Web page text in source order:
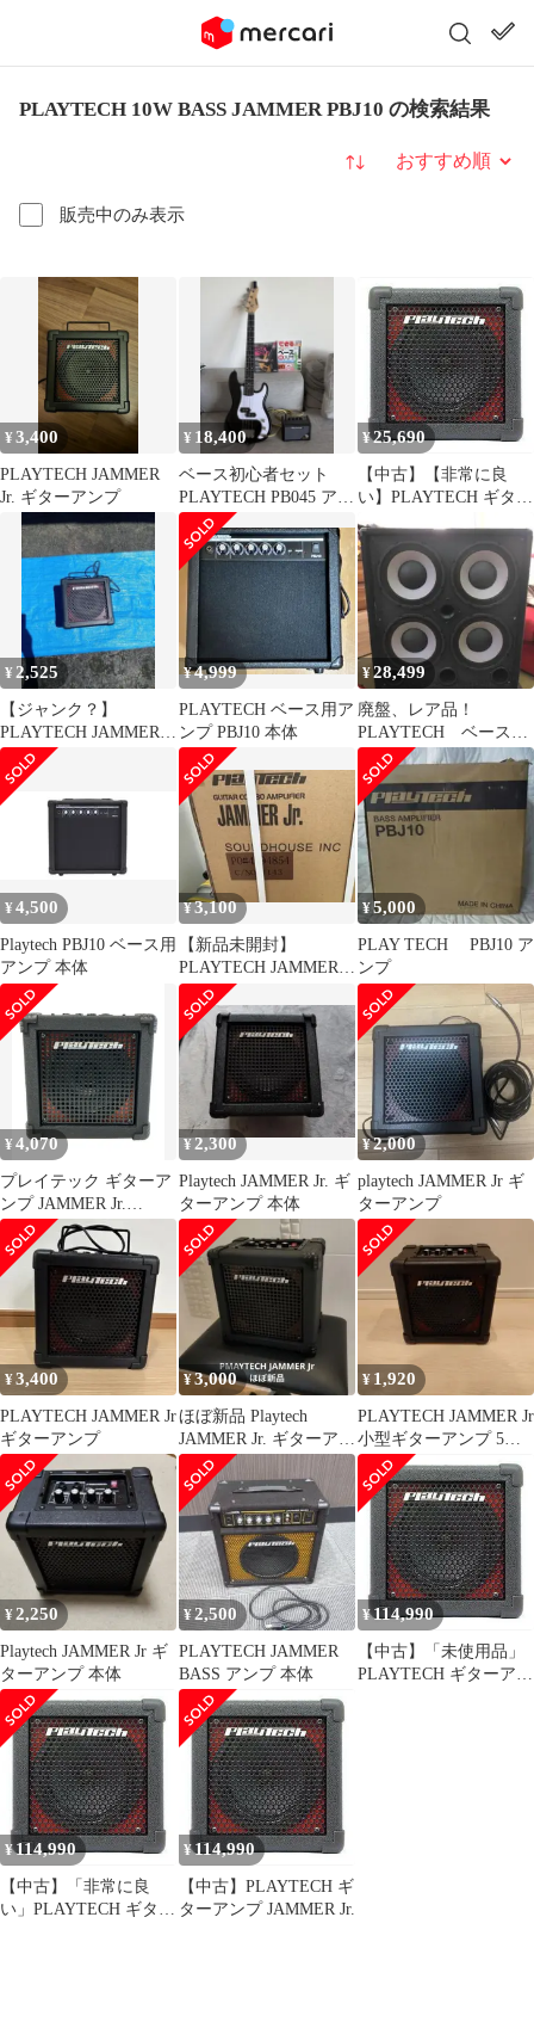
PLAYTECH 10W BASS JAMMER PBJ10 の検索結果
販売中のみ表示
並び替え
¥3,400
PLAYTECH JAMMER
Jr. ギターアンプ
¥ 18,400
ベース初心者セット
PLAYTECH PB045 アン
プ 教則本 バラ売り不可
¥25,690
【中古】【非常に良
い】PLAYTECH ギター
アンプ JAMMER Jr.
¥ 2,525
【ジャンク？】
PLAYTECH JAMMERJr
ギターアンプ 本体
¥4,999
PLAYTECH ベース用ア
ンプ PBJ10 本体
¥28,499
廃盤、レア品！
PLAYTECH ベースキ
ャビネット BX410
¥4,500
Playtech PBJ10 ベース用
アンプ 本体
¥3,100
【新品未開封】
PLAYTECH JAMMER
Jr. ギターアンプ
¥5,000
PLAY TECH PBJ10 ア
ンプ
¥ 4,070
プレイテック ギターア
ンプ JAMMER Jr.
PlayTech
¥2,300
Playtech JAMMER Jr. ギ
ターアンプ 本体
¥2,000
playtech JAMMER Jr ギ
ターアンプ
¥3,400
PLAYTECH JAMMER Jr
ギターアンプ
¥3,000
ほぼ新品 Playtech
JAMMER Jr. ギターアン
プ 本体
¥ 1,920
PLAYTECH JAMMER Jr
小型ギターアンプ 5W
練習用
¥2,250
Playtech JAMMER Jr ギ
ターアンプ 本体
¥2,500
PLAYTECH JAMMER
BASS アンプ 本体
¥114,990
【中古】「未使用品」
PLAYTECH ギターアン
¥114,990
【中古】「非常に良
い」PLAYTECH ギター
¥114,990
【中古】PLAYTECH ギ
ターアンプ JAMMER Jr.